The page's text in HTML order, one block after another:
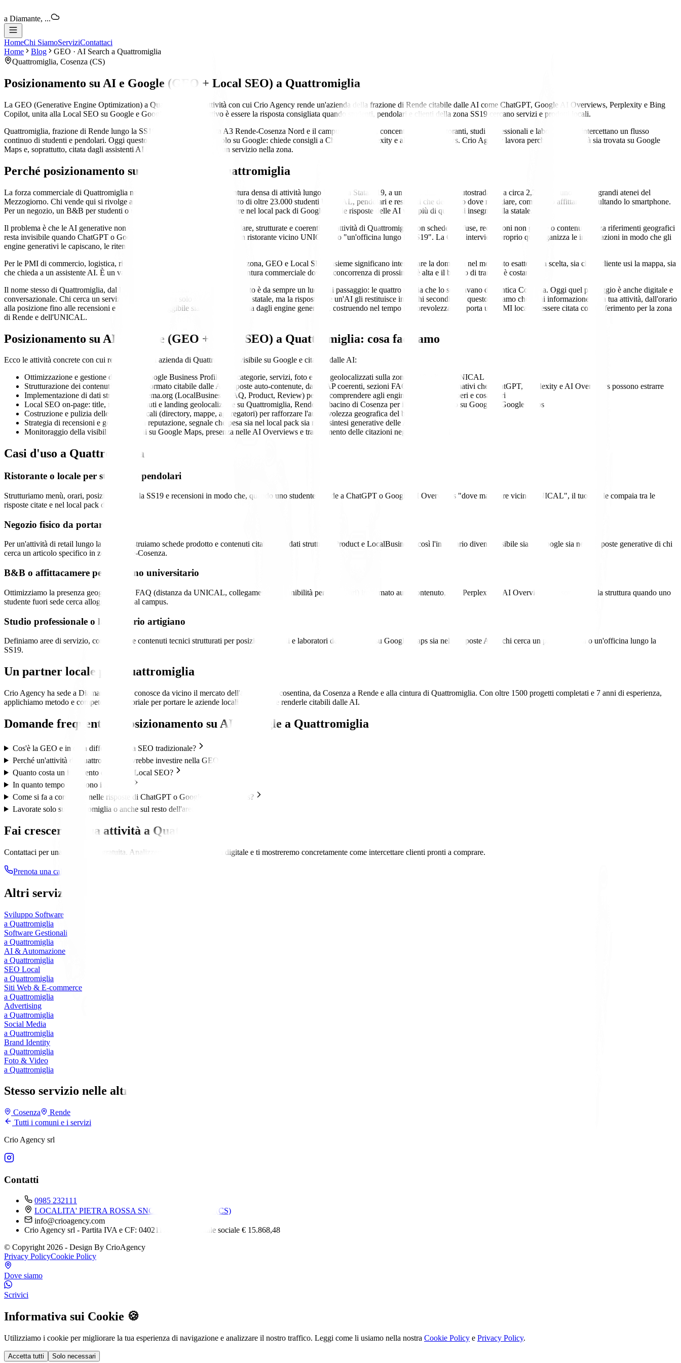
a Diamante, ...
HomeChi SiamoServiziContattaci
Home
Blog GEO · AI Search a Quattromiglia
Quattromiglia, Cosenza (CS)
Posizionamento su AI e Google (GEO + Local SEO) a Quattromiglia
La GEO (Generative Engine Optimization) a Quattromiglia è l'attività con cui Crio Agency rende un'azienda della frazione di Rende citabile dalle AI come ChatGPT, Google AI Overviews, Perplexity e Bing
Copilot, unita alla Local SEO su Google e Google Maps. L'obiettivo è essere la risposta consigliata quando studenti, pendolari e clienti della zona SS19 cercano servizi e prodotti locali.
Quattromiglia, frazione di Rende lungo la SS19 tra Cosenza, l'uscita A3 Rende-Cosenza Nord e il campus UNICAL, concentra negozi, ristoranti, studi professionali e laboratori che intercettano un flusso
continuo di studenti e pendolari. Oggi questo bacino non cerca più solo su Google: chiede consigli a ChatGPT, Perplexity e alle AI Overviews. Crio Agency lavora perché la tua attività sia trovata su Google
Maps e, soprattutto, citata dagli assistenti AI quando qualcuno cerca un servizio nella zona.
Perché posizionamento su AI e Google Quattromiglia
La forza commerciale di Quattromiglia nasce dalla sua posizione: una cintura densa di attività lungo la Strada Statale 19, a un passo dall'uscita autostradale e a circa 2,2 km da uno dei più grandi atenei del
Mezzogiorno. Chi vende qui si rivolge a un pubblico mobile e digitale fatto di oltre 23.000 studenti UNICAL, pendolari e residenti che decidono dove mangiare, comprare o affittare consultando lo smartphone.
Per un negozio, un B&B per studenti o uno studio professionale, comparire nel local pack di Google e nelle risposte delle AI vale più di qualsiasi insegna sulla statale.
Il problema è che le AI generative non citano tutti: scelgono le fonti più chiare, strutturate e coerenti. Un'attività di Quattromiglia con schede confuse, recensioni non gestite o contenuti senza riferimenti geografici
resta invisibile quando ChatGPT o Google AI Overviews suggeriscono "un ristorante vicino UNICAL" o "un'officina lungo la SS19". La GEO interviene proprio qui: organizza le informazioni in modo che gli
engine generativi le capiscano, le ritengano affidabili e le ripropongano.
Per le PMI di commercio, logistica, ristorazione e indotto universitario della zona, GEO e Local SEO insieme significano intercettare la domanda nel momento esatto della scelta, sia che il cliente usi la mappa, sia
che chieda a un assistente AI. È un vantaggio competitivo concreto in una cintura commerciale dove la concorrenza di prossimità è alta e il bacino di transito è costante.
Il nome stesso di Quattromiglia, dal latino "Quattuor Milia", ricorda che questo è da sempre un luogo di passaggio: le quattro miglia che lo separavano dall'antica Cosentia. Oggi quel passaggio è anche digitale e
conversazionale. Chi cerca un servizio non guarda più solo l'insegna lungo la statale, ma la risposta che un'AI gli restituisce in pochi secondi. Per questo curiamo che ogni informazione sulla tua attività, dall'orario
alla posizione fino alle recensioni e alle FAQ, sia leggibile sia dalle persone sia dagli engine generativi, costruendo nel tempo l'autorevolezza che porta una PMI locale a essere citata come riferimento per la zona
di Rende e dell'UNICAL.
Posizionamento su AI e Google (GEO + Local SEO) a Quattromiglia: cosa facciamo
Ecco le attività concrete con cui rendiamo la tua azienda di Quattromiglia visibile su Google e citabile dalle AI:
Ottimizzazione e gestione del profilo Google Business Profile con categorie, servizi, foto e post geolocalizzati sulla zona SS19 e l'area UNICAL
Strutturazione dei contenuti del sito in formato citabile dalle AI: risposte auto-contenute, dati NAP coerenti, sezioni FAQ e blocchi informativi che ChatGPT, Perplexity e AI Overviews possono estrarre
Implementazione di dati strutturati Schema.org (LocalBusiness, FAQ, Product, Review) per far comprendere agli engine chi sei, dove operi e cosa offri
Local SEO on-page: title, meta, contenuti e landing geolocalizzate su Quattromiglia, Rende e il bacino di Cosenza per il posizionamento su Google e Google Maps
Costruzione e pulizia delle citazioni locali (directory, mappe, aggregatori) per rafforzare l'autorevolezza geografica del brand
Strategia di recensioni e gestione della reputazione, segnale che pesa sia nel local pack sia nelle sintesi generative delle AI
Monitoraggio della visibilità: posizioni su Google Maps, presenza nelle AI Overviews e tracciamento delle citazioni negli assistenti AI
Casi d'uso a Quattromiglia
Ristorante o locale per studenti e pendolari
Strutturiamo menù, orari, posizione lungo la SS19 e recensioni in modo che, quando uno studente chiede a ChatGPT o Google AI Overviews "dove mangiare vicino UNICAL", il tuo locale compaia tra le
risposte citate e nel local pack di Maps.
Negozio fisico da portare online
Per un'attività di retail lungo la statale costruiamo schede prodotto e contenuti citabili con dati strutturati Product e LocalBusiness, così l'inventario diventa visibile sia su Google sia nelle risposte generative di chi
cerca un articolo specifico in zona Rende-Cosenza.
B&B o affittacamere per il bacino universitario
Ottimizziamo la presenza geografica e le FAQ (distanza da UNICAL, collegamenti, disponibilità per pendolari) in formato auto-contenuto, così Perplexity e AI Overviews possono citare la struttura quando uno
studente fuori sede cerca alloggio vicino al campus.
Studio professionale o laboratorio artigiano
Definiamo aree di servizio, competenze e contenuti tecnici strutturati per posizionare studi e laboratori della zona sia su Google Maps sia nelle risposte AI di chi cerca un professionista o un'officina lungo la
SS19.
Un partner locale per Quattromiglia
Crio Agency ha sede a Diamante (CS) e conosce da vicino il mercato dell'area urbana cosentina, da Cosenza a Rende e alla cintura di Quattromiglia. Con oltre 1500 progetti completati e 7 anni di esperienza,
applichiamo metodo e competenza territoriale per portare le aziende locali su Google e renderle citabili dalle AI.
Domande frequenti su posizionamento su AI e Google a Quattromiglia
Cos'è la GEO e in cosa differisce dalla SEO tradizionale?
Perché un'attività di Quattromiglia dovrebbe investire nella GEO adesso?
Quanto costa un intervento di GEO e Local SEO?
In quanto tempo si vedono i risultati?
Come si fa a comparire nelle risposte di ChatGPT o Google AI Overviews?
Lavorate solo su Quattromiglia o anche sul resto dell'area cosentina?
Fai crescere la tua attività a Quattromiglia
Contattaci per una consulenza gratuita. Analizzeremo la tua presenza digitale e ti mostreremo concretamente come intercettare clienti pronti a comprare.
Prenota una call gratuita
Altri servizi a
Sviluppo Software
a Quattromiglia
Software Gestionali
a Quattromiglia
AI & Automazione
a Quattromiglia
SEO Local
a Quattromiglia
Siti Web & E-commerce
a Quattromiglia
Advertising
a Quattromiglia
Social Media
a Quattromiglia
Brand Identity
a Quattromiglia
Foto & Video
a Quattromiglia
Stesso servizio nelle altre città
Cosenza
Rende
Tutti i comuni e i servizi
Crio Agency srl
Contatti
0985 232111
LOCALITA' PIETRA ROSSA SNC - 87023 Diamante (CS)
info@crioagency.com
Crio Agency srl - Partita IVA e CF: 04021170784 - Capitale sociale € 15.868,48
© Copyright 2026 - Design By CrioAgency
Privacy PolicyCookie Policy
Dove siamo
Scrivici
Informativa sui Cookie 🍪
Utilizziamo i cookie per migliorare la tua esperienza di navigazione e analizzare il nostro traffico. Leggi come li usiamo nella nostra Cookie Policy e Privacy Policy.
Accetta tutti Solo necessari